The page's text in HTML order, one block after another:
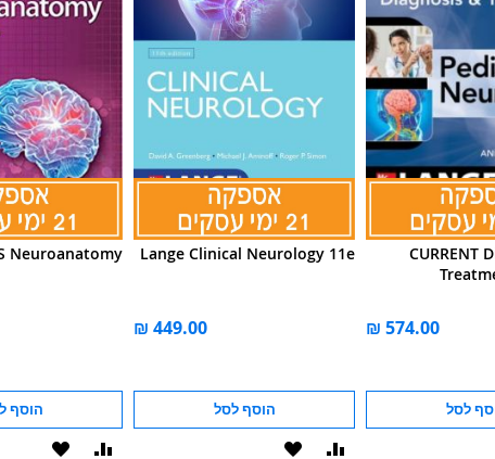
Neuroanatomy
הוסף
הוסף
Lange Clinical Neurology 11e
הוסף לסל
הוסף
CURRENT
לסל